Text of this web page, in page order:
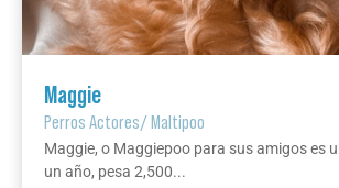
Maggie
Perros Actores/Maltipoo
Maggie, o Maggiepoo para sus amigos es
un año, pesa 2,500...